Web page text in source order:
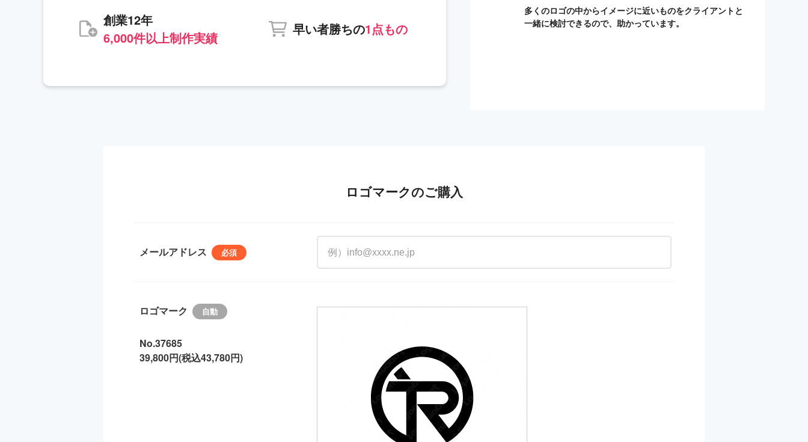
創業12年
6,000件以上制作実績
早い者勝ちの1点もの
多くのロゴの中からイメージに近いものをクライアントと
一緒に検討できるので、助かっています。
ロゴマークのご購入
メールアドレス
ロゴマーク
No.37685
39,800円(税込43,780円)